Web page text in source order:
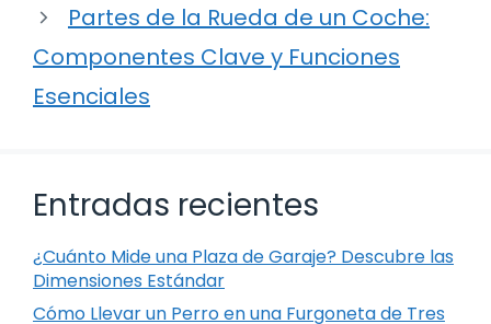
Partes de la Rueda de un Coche:
Componentes Clave y Funciones
Esenciales
Entradas recientes
¿Cuánto Mide una Plaza de Garaje? Descubre las
Dimensiones Estándar
Cómo Llevar un Perro en una Furgoneta de Tres